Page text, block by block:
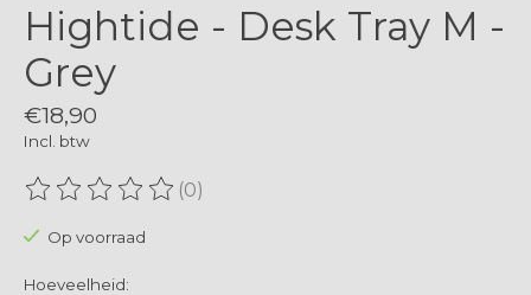
Hightide - Desk Tray M -
Grey
€18,90
Incl. btw
De beoordeling van dit product is
(0)
Op voorraad
Hoeveelheid: